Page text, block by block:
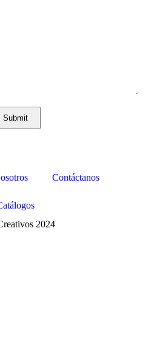
Submit
Contáctanos
2024